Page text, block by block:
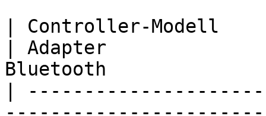
| Controller-Modell
| Adapter
Bluetooth
|